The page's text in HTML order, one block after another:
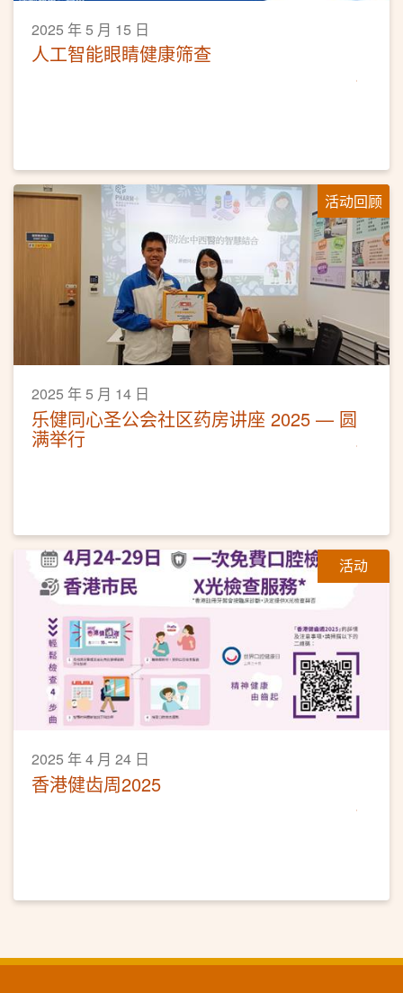
2025 年 5 月 15 日
人工智能眼睛健康筛查
活动回顾
2025 年 5 月 14 日
乐健同心圣公会社区药房讲座 2025 — 圆
满举行
活动
2025 年 4 月 24 日
香港健齿周2025